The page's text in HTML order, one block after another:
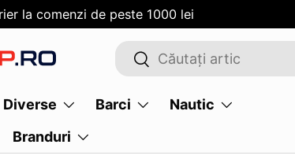
la comenzi de peste 1000 lei
CautaCauta
Diverse Barci
Nautic
Branduri